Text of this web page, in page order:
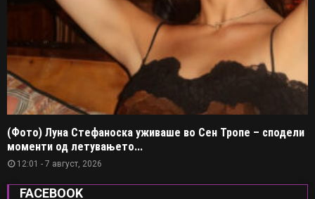
(Фото) Луна Стефаноска уживаше во Сен Тропе – сподели
моменти од летувањето...
12:01 - 7 август, 2026
FACEBOOK